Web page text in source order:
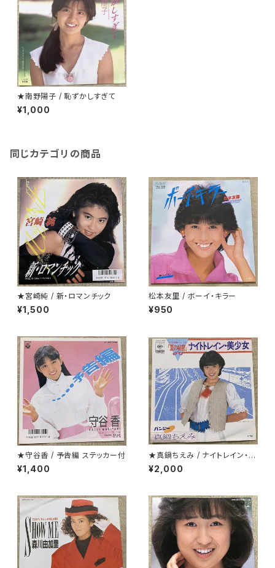
★南野陽子 / 恥ずかしすぎて
¥1,000
同じカテゴリの商品
★宮崎純 / 新・ロマンチック
¥1,500
松本友里 / ボーイ・キラー
¥950
★守谷香 / 予告編 ステッカー付
¥1,400
★真鍋ちえみ / ナイトレイン・美
少女 プロモ
¥2,000